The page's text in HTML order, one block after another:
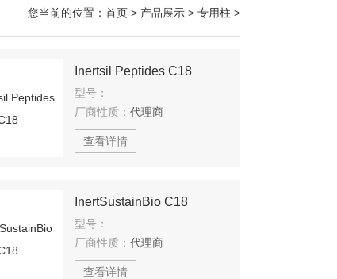
您当前的位置： 首页 > 产品展示 > 专用柱 >
Inertsil Peptides C18
型号：
厂商性质： 代理商
查看详情
InertSustainBio C18
型号：
厂商性质： 代理商
查看详情